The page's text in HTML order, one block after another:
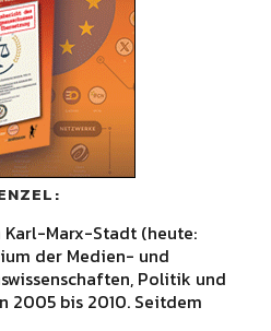
Karl-Marx-Stadt (heute:
der Medien- und
Politik und
2005 bis 2010. Seitdem